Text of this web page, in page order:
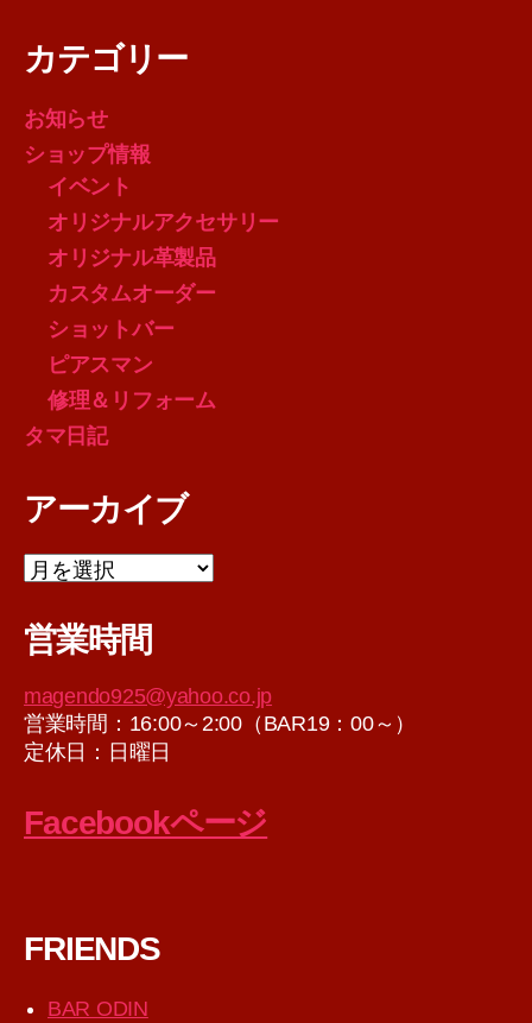
カテゴリー
お知らせ
ショップ情報
イベント
オリジナルアクセサリー
オリジナル革製品
カスタムオーダー
ショットバー
ピアスマン
修理＆リフォーム
タマ日記
アーカイブ
ア
イ
営業時間
magendo925@yahoo.co.jp
営業時間：16:00～2:00（BAR19：00～）
定休日：日曜日
Facebookページ
FRIENDS
BAR ODIN